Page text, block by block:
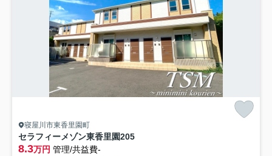
寝屋川市東香里園町
セラフィーメゾン東香里園205
8.3万円 管理/共益費-